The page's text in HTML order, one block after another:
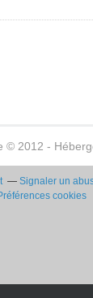
© 2012 -
Signaler un
cookies